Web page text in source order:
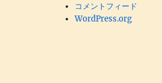
コメントフィード
WordPress.org